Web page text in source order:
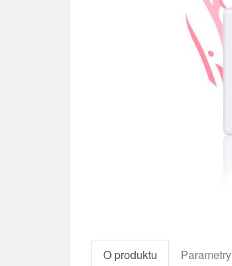
O produktu Parametry